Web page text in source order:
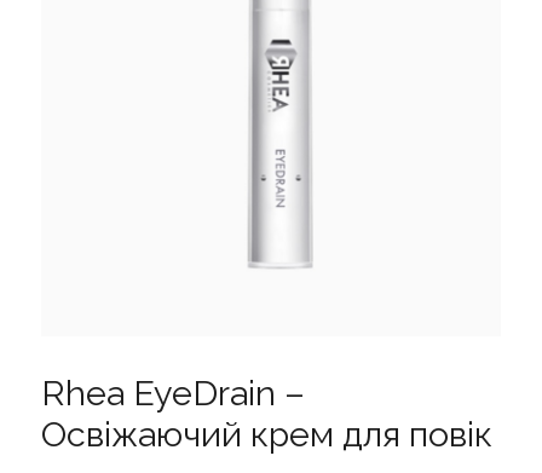
Rhea EyeDrain –
Освіжаючий крем для повік